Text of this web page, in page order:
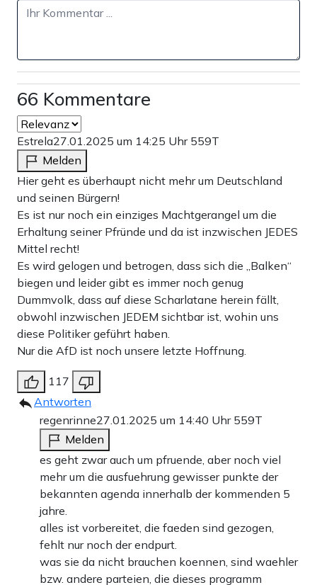
66 Kommentare
Estrela27.01.2025 um 14:25 Uhr 559T
Melden
Hier geht es überhaupt nicht mehr um Deutschland
und seinen Bürgern!
Es ist nur noch ein einziges Machtgerangel um die
Erhaltung seiner Pfründe und da ist inzwischen JEDES
Mittel recht!
Es wird gelogen und betrogen, dass sich die „Balken“
biegen und leider gibt es immer noch genug
Dummvolk, dass auf diese Scharlatane herein fällt,
obwohl inzwischen JEDEM sichtbar ist, wohin uns
diese Politiker geführt haben.
Nur die AfD ist noch unsere letzte Hoffnung.
117
Antworten
regenrinne27.01.2025 um 14:40 Uhr 559T
Melden
es geht zwar auch um pfruende, aber noch viel
mehr um die ausfuehrung gewisser punkte der
bekannten agenda innerhalb der kommenden 5
jahre.
alles ist vorbereitet, die faeden sind gezogen,
fehlt nur noch der endpurt.
was sie da nicht brauchen koennen, sind waehler
bzw. andere parteien, die dieses programm